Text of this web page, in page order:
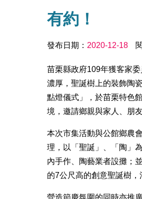
有約！
發布日期： 2020-12-18
苗栗縣政府109年獲客家
濃厚，聖誕樹上的裝飾陶
點燈儀式」，於苗栗特色
境，邀請鄉親與家人、朋
本次市集活動與公館鄉農
理，以「聖誕」、「陶」
內手作、陶藝業者設攤；
的7公尺高的創意聖誕樹
營造節慶氛圍的同時亦推